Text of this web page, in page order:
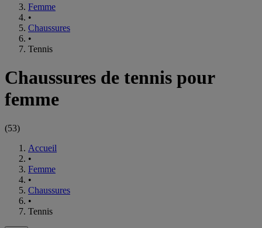
Femme
•
Chaussures
•
Tennis
Chaussures de tennis pour
femme
(53)
Accueil
•
Femme
•
Chaussures
•
Tennis